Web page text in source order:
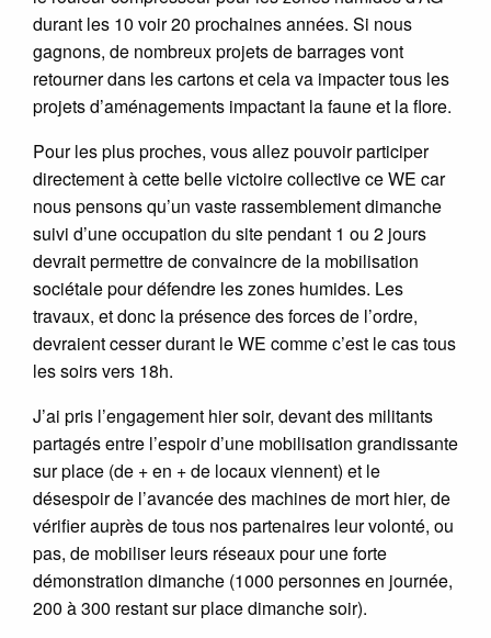
durant les 10 voir 20 prochaines années. Si nous
gagnons, de nombreux projets de barrages vont
retourner dans les cartons et cela va impacter tous les
projets d’aménagements impactant la faune et la flore.
Pour les plus proches, vous allez pouvoir participer
directement à cette belle victoire collective ce WE car
nous pensons qu’un vaste rassemblement dimanche
suivi d’une occupation du site pendant 1 ou 2 jours
devrait permettre de convaincre de la mobilisation
sociétale pour défendre les zones humides. Les
travaux, et donc la présence des forces de l’ordre,
devraient cesser durant le WE comme c’est le cas tous
les soirs vers 18h.
J’ai pris l’engagement hier soir, devant des militants
partagés entre l’espoir d’une mobilisation grandissante
sur place (de + en + de locaux viennent) et le
désespoir de l’avancée des machines de mort hier, de
vérifier auprès de tous nos partenaires leur volonté, ou
pas, de mobiliser leurs réseaux pour une forte
démonstration dimanche (1000 personnes en journée,
200 à 300 restant sur place dimanche soir).